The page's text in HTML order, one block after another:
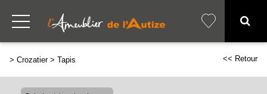
> Crozatier> Tapis << Retour